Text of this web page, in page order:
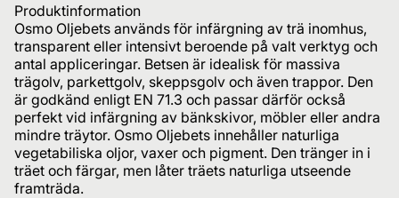
Produktinformation
Osmo Oljebets används för infärgning av trä inomhus,
transparent eller intensivt beroende på valt verktyg och
antal appliceringar. Betsen är idealisk för massiva
trägolv, parkettgolv, skeppsgolv och även trappor. Den
är godkänd enligt EN 71.3 och passar därför också
perfekt vid infärgning av bänkskivor, möbler eller andra
mindre träytor. Osmo Oljebets innehåller naturliga
vegetabiliska oljor, vaxer och pigment. Den tränger in i
träet och färgar, men låter träets naturliga utseende
framträda.